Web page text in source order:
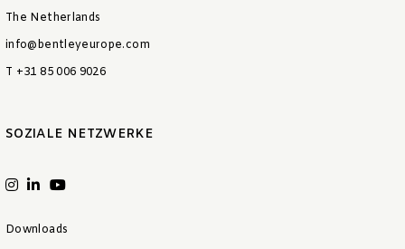
The Netherlands
info@bentleyeurope.com
T +31 85 006 9026
SOZIALE NETZWERKE
Downloads